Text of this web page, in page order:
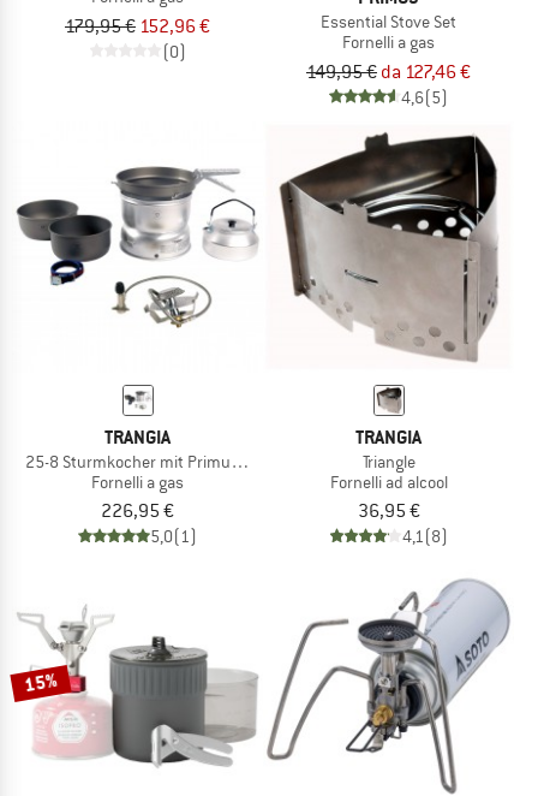
179,95 € 152,96 €
(0)
Essential Stove Set
Fornelli a gas
149,95 € da 127,46 €
4,6(5)
TRANGIA
25-8 Sturmkocher mit Primus Gasbrenner
Fornelli a gas
226,95 €
5,0(1)
TRANGIA
Triangle
Fornelli ad alcool
36,95 €
4,1(8)
15%